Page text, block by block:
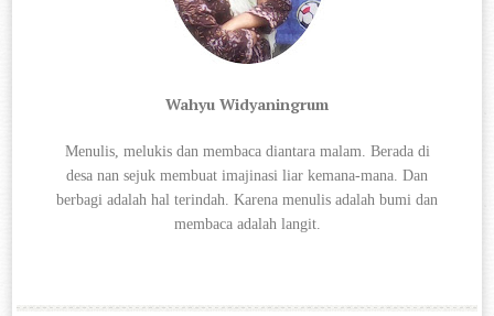
Wahyu Widyaningrum
Menulis, melukis dan membaca diantara malam. Berada di
desa nan sejuk membuat imajinasi liar kemana-mana. Dan
berbagi adalah hal terindah. Karena menulis adalah bumi dan
membaca adalah langit.